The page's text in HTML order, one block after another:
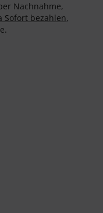
Nachnahme,
Sofort bezahlen,